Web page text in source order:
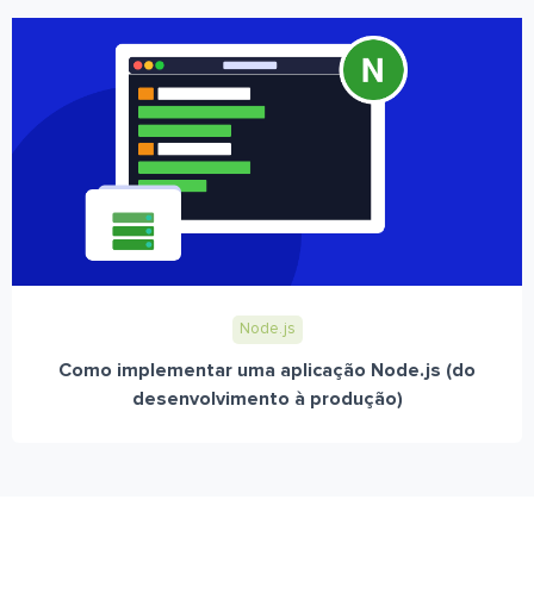
Node.js
Como implementar uma aplicação Node.js (do
desenvolvimento à produção)